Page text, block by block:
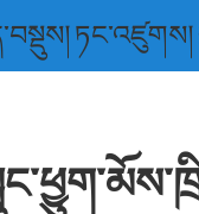
ཏང་འཛུགས།